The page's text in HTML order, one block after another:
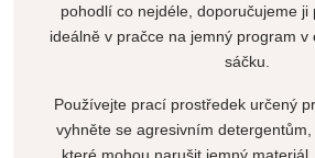
pohodlí co nejdéle, doporučujeme ji
ideálně v pračce na jemný program v
sáčku.
Používejte prací prostředek určený
vyhněte se agresivním detergentům,